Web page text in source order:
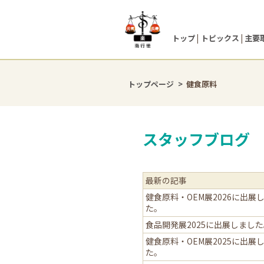
トップ トピックス 主要
トップページ 健食原料
スタッフブログ
最新の記事
健食原料・OEM展2026に出展
た。
食品開発展2025に出展しまし
健食原料・OEM展2025に出展
た。